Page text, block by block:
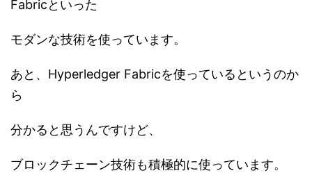
Fabricといった
モダンな技術を使っています。
あと、Hyperledger Fabricを使っているというのか
ら
分かると思うんですけど、
ブロックチェーン技術も積極的に使っています。